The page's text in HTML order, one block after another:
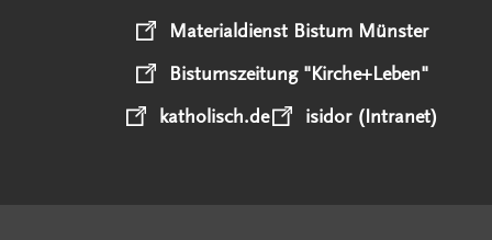
Materialdienst Bistum Münster
Bistumszeitung "Kirche+Leben"
katholisch.de
isidor (Intranet)